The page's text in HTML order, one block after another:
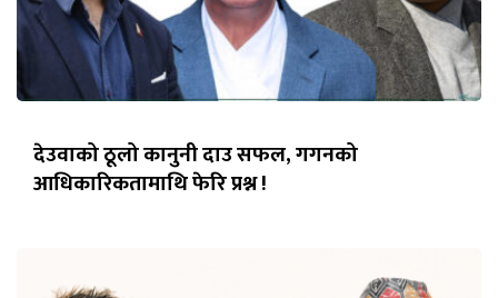
देउवाको ठूलो कानुनी दाउ सफल, गगनको
आधिकारिकतामाथि फेरि प्रश्न !